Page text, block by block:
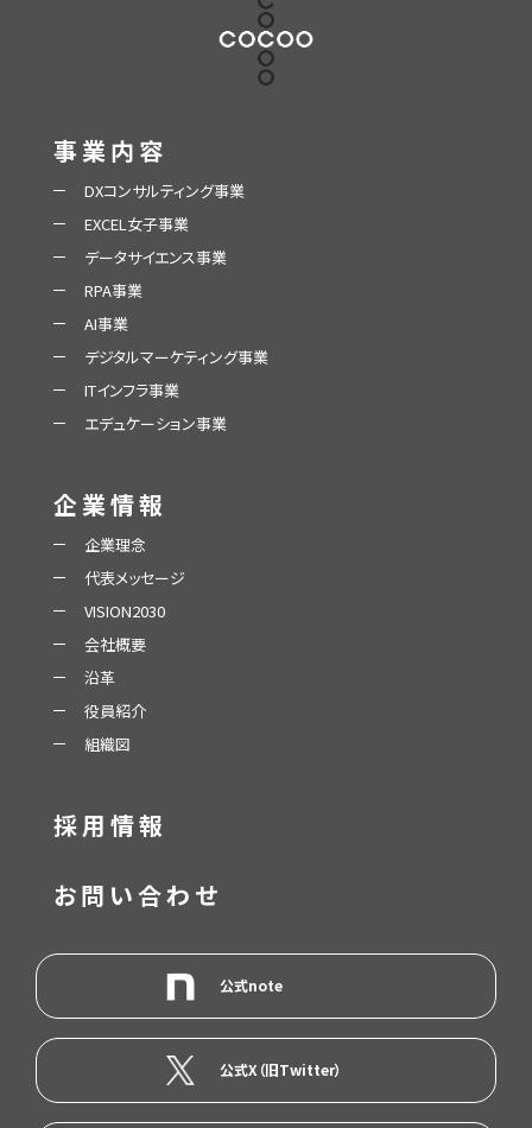
事業内容
DXコンサルティング事業
EXCEL女子事業
データサイエンス事業
RPA事業
AI事業
デジタルマーケティング事業
ITインフラ事業
エデュケーション事業
企業情報
企業理念
代表メッセージ
VISION2030
会社概要
沿革
役員紹介
組織図
採用情報
お問い合わせ
公式note
公式X（旧Twitter）